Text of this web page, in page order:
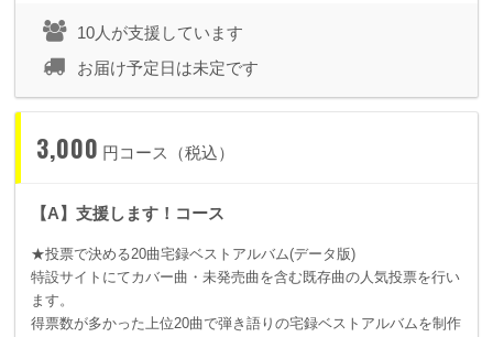
10人が支援しています
お届け予定日は未定です
3,000 円コース（税込）
【A】支援します！コース
★投票で決める20曲宅録ベストアルバム(データ版)
特設サイトにてカバー曲・未発売曲を含む既存曲の人気投票を行い
ます。
得票数が多かった上位20曲で弾き語りの宅録ベストアルバムを制作